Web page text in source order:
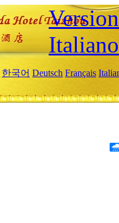
Italiano
한국어 Deutsch Français